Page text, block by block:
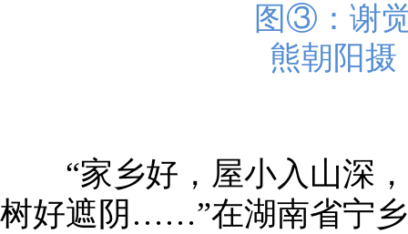
图③：谢觉
熊朝阳摄
“家乡好，屋小入山深，
树好遮阴……”在湖南省宁